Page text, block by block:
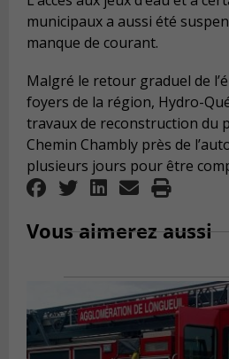
municipaux a aussi été
manque de courant.
Malgré le retour graduel de
foyers de la région, Hydro-
travaux de reconstruction du
Chemin Chambly près de
plusieurs jours pour être
Vous aimerez aussi